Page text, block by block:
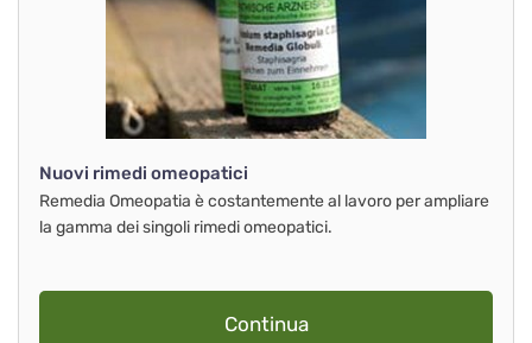
Nuovi rimedi omeopatici
Remedia Omeopatia è costantemente al lavoro per ampliare
la gamma dei singoli rimedi omeopatici.
Continua